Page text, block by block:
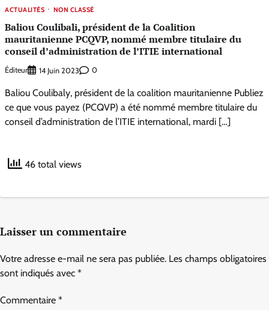
ACTUALITÉS NON CLASSÉ
Baliou Coulibali, président de la Coalition
mauritanienne PCQVP, nommé membre titulaire du
conseil d’administration de l’ITIE international
Éditeur 14 Juin 2023 0
Baliou Coulibaly, président de la coalition mauritanienne Publiez
ce que vous payez (PCQVP) a été nommé membre titulaire du
conseil d’administration de l’ITIE international, mardi […]
46 total views
Laisser un commentaire
Votre adresse e-mail ne sera pas publiée. Les champs obligatoires
sont indiqués avec *
Commentaire *